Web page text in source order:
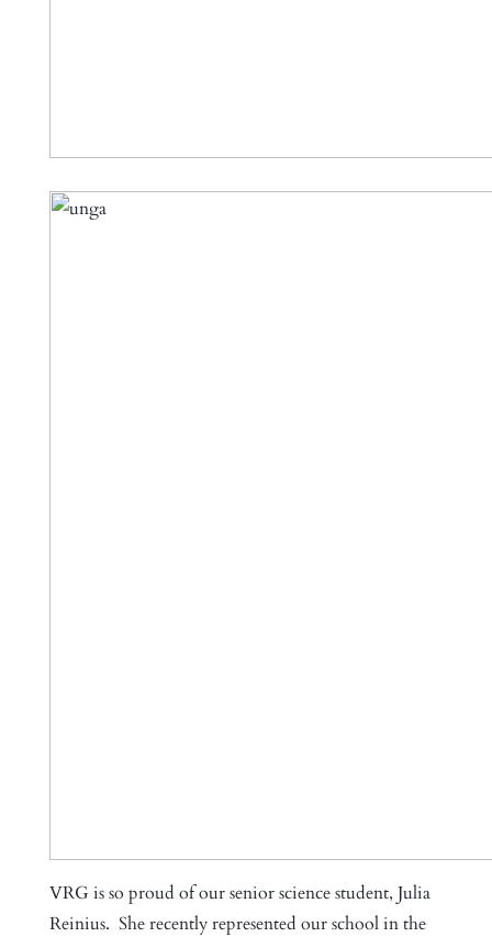
VRG is so proud of our senior science student, Julia
Reinius. She recently represented our school in the